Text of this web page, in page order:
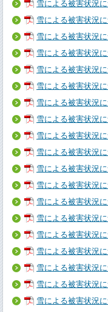
雪による被害状況に
雪による被害状況
雪による被害状況
雪による被害状況
雪による被害状況
雪による被害状況
雪による被害状況
雪による被害状況
雪による被害状況
雪による被害状況
雪による被害状況
雪による被害状況
雪による被害状況
雪による被害状況
雪による被害状況
雪による被害状況
雪による被害状況
雪による被害状況
雪による被害状況